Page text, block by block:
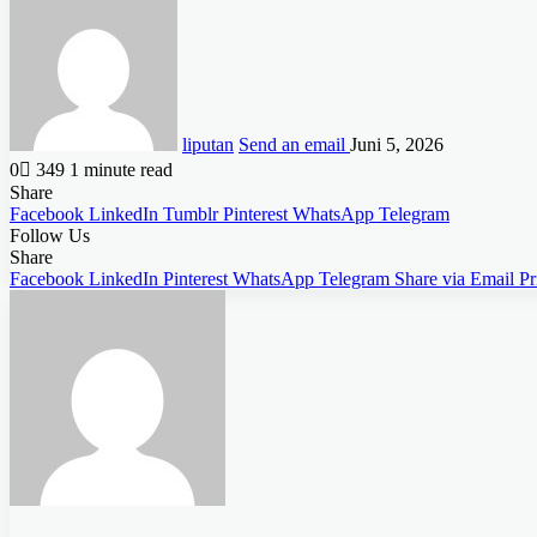
liputan Send an email Juni 5, 2026
0
349 1 minute read
Share
Facebook LinkedIn Tumblr Pinterest WhatsApp Telegram
Follow Us
Share
Facebook LinkedIn Pinterest WhatsApp Telegram Share via Email